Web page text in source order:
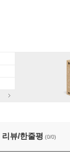
리뷰/한줄평 (0/0)